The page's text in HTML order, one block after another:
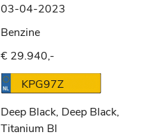
03-04-2023
Benzine
€ 29.940,-
KPG97Z
Deep Black, Deep Black,
Titanium Bl